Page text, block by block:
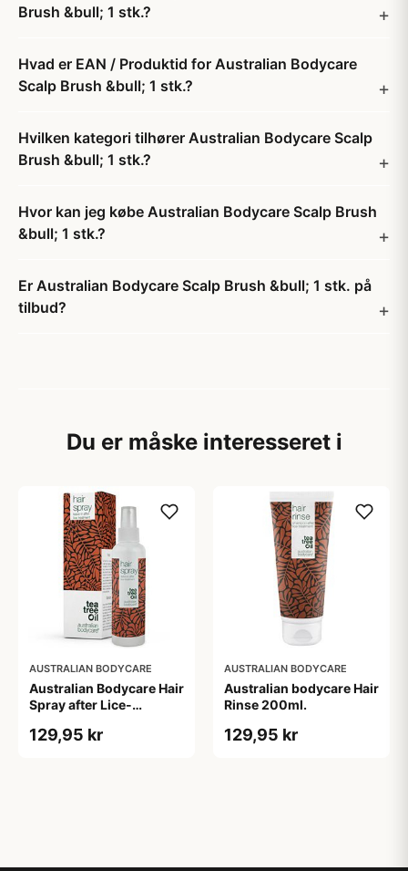
Brush &bull; 1 stk.?
Hvad er EAN / Produktid for Australian Bodycare
Scalp Brush &bull; 1 stk.?
Hvilken kategori tilhører Australian Bodycare Scalp
Brush &bull; 1 stk.?
Hvor kan jeg købe Australian Bodycare Scalp Brush
&bull; 1 stk.?
Er Australian Bodycare Scalp Brush &bull; 1 stk. på
tilbud?
Du er måske interesseret i
AUSTRALIAN BODYCARE
Australian Bodycare Hair
Spray after Lice-
129,95 kr
AUSTRALIAN BODYCARE
Australian bodycare Hair
Rinse 200ml.
129,95 kr